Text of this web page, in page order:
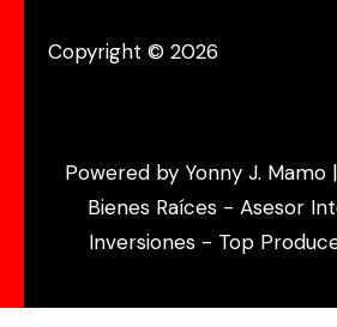
Copyright © 2026
Powered by Yonny J. Mamo
Bienes Raíces - Asesor
Inversiones - Top